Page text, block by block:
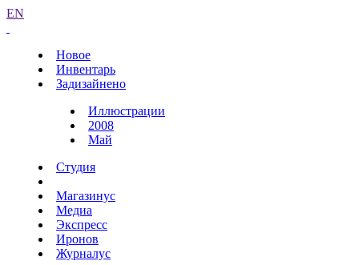
EN
Новое
Инвентарь
Задизайнено
Иллюстрации
2008
Май
Студия
Магазинус
Медиа
Экспресс
Иронов
Журналус